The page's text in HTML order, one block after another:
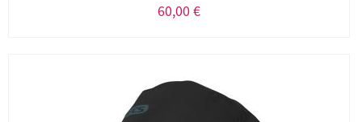
60,00 €